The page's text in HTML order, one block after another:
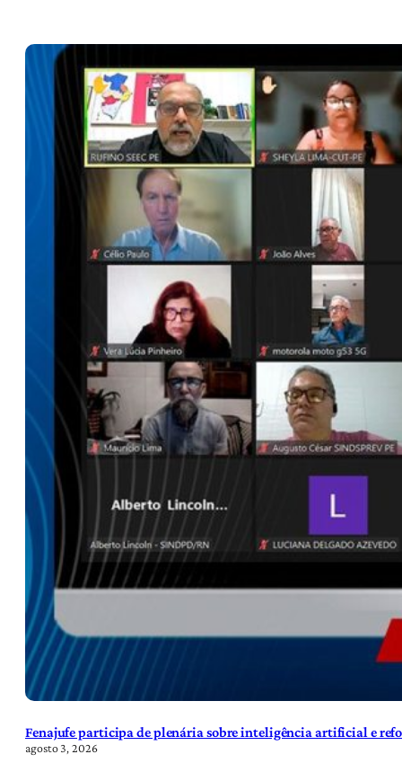
Fenajufe participa de plenária sobre inteligência artificial e
agosto 3, 2026